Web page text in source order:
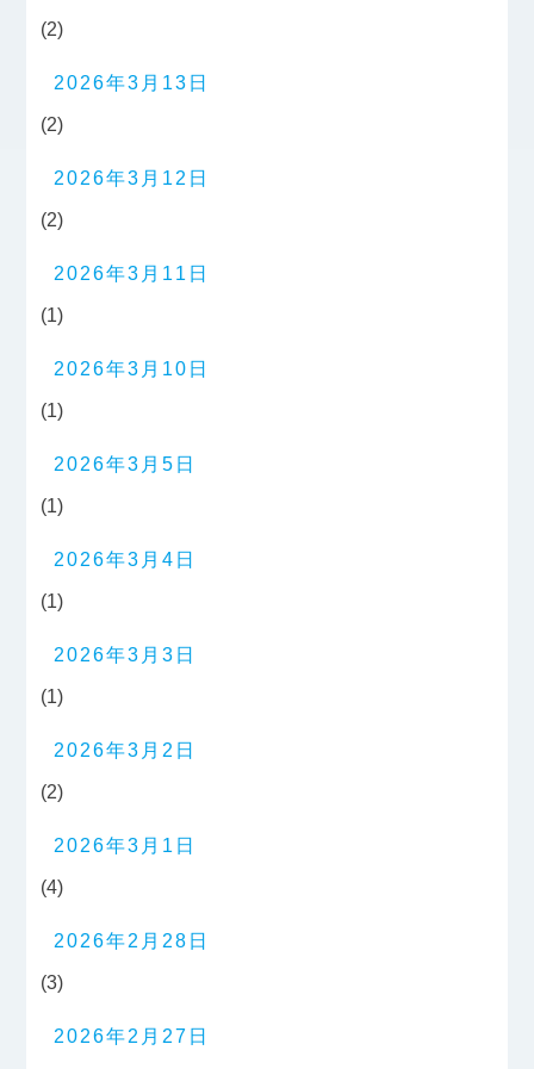
(2)
2026年3月13日
(2)
2026年3月12日
(2)
2026年3月11日
(1)
2026年3月10日
(1)
2026年3月5日
(1)
2026年3月4日
(1)
2026年3月3日
(1)
2026年3月2日
(2)
2026年3月1日
(4)
2026年2月28日
(3)
2026年2月27日